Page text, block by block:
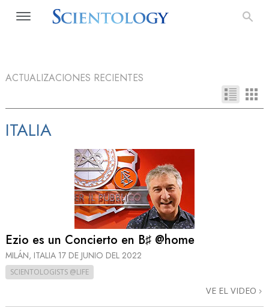
ACTUALIZACIONES RECIENTES
ITALIA
Ezio es un Concierto en B♯ @home
MILÁN, ITALIA 17 DE JUNIO DEL 2022
SCIENTOLOGISTS @LIFE
VE EL VIDEO